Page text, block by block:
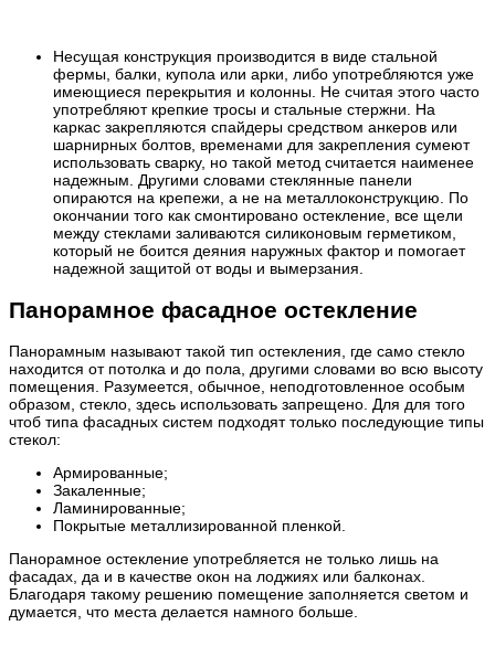
Несущая конструкция производится в виде стальной
фермы, балки, купола или арки, либо употребляются уже
имеющиеся перекрытия и колонны. Не считая этого часто
употребляют крепкие тросы и стальные стержни. На
каркас закрепляются спайдеры средством анкеров или
шарнирных болтов, временами для закрепления сумеют
использовать сварку, но такой метод считается наименее
надежным. Другими словами стеклянные панели
опираются на крепежи, а не на металлоконструкцию. По
окончании того как смонтировано остекление, все щели
между стеклами заливаются силиконовым герметиком,
который не боится деяния наружных фактор и помогает
надежной защитой от воды и вымерзания.
Панорамное фасадное остекление
Панорамным называют такой тип остекления, где само стекло
находится от потолка и до пола, другими словами во всю высоту
помещения. Разумеется, обычное, неподготовленное особым
образом, стекло, здесь использовать запрещено. Для для того
чтоб типа фасадных систем подходят только последующие типы
стекол:
Армированные;
Закаленные;
Ламинированные;
Покрытые металлизированной пленкой.
Панорамное остекление употребляется не только лишь на
фасадах, да и в качестве окон на лоджиях или балконах.
Благодаря такому решению помещение заполняется светом и
думается, что места делается намного больше.